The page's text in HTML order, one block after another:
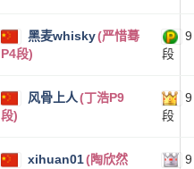
黑麦whisky(严惜蓦
P4段)
9
段
风骨上人(丁浩P9
段)
9
段
xihuan01(陶欣然
9